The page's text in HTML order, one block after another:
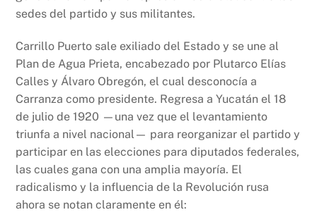
sedes del partido y sus militantes.
Carrillo Puerto sale exiliado del Estado y se une al
Plan de Agua Prieta, encabezado por Plutarco Elías
Calles y Álvaro Obregón, el cual desconocía a
Carranza como presidente. Regresa a Yucatán el 18
de julio de 1920 —una vez que el levantamiento
triunfa a nivel nacional— para reorganizar el partido y
participar en las elecciones para diputados federales,
las cuales gana con una amplia mayoría. El
radicalismo y la influencia de la Revolución rusa
ahora se notan claramente en él: